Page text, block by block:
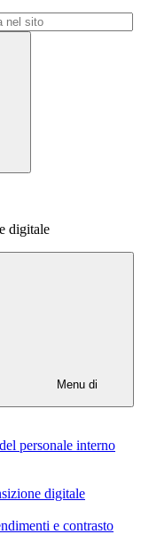
digitale
Menu di
personale interno
digitale
e contrasto